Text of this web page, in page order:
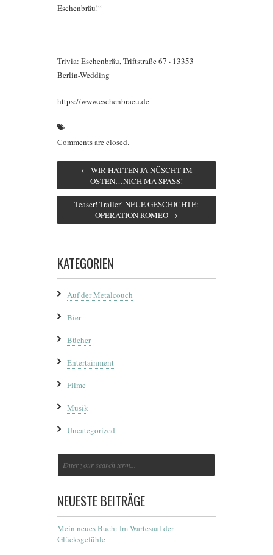
Eschenbräu!“
Trivia: Eschenbräu, Triftstraße 67 · 13353
Berlin-Wedding
https://www.eschenbraeu.de
Comments are closed.
← WIR HATTEN JA NÜSCHT IM
OSTEN…NICH MA SPASS!
Teaser! Trailer! NEUE GESCHICHTE:
OPERATION ROMEO →
KATEGORIEN
Auf der Metalcouch
Bier
Bücher
Entertainment
Filme
Musik
Uncategorized
NEUESTE BEITRÄGE
Mein neues Buch: Im Wartesaal der
Glücksgefühle